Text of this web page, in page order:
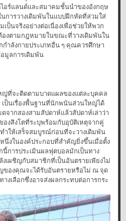
อร์แลนด์และสมาคมชั้นนำของอังกฤษ
การวางเดิมพันในแบบฝึกหัดที่สวมใส่
ป็นจริงอย่างต่อเนื่องเพื่อช่วยให้พวก
องตามกฎหมายในขณะที่วางเดิมพันใน
กำลังกายประเภทอื่น ๆ คุณควรศึกษา
มูลการเดิมพัน
ญ่ที่จะติดตามบาดแผลของแต่ละบุคคล
เป็นเรื่องพื้นฐานที่นักพนันส่วนใหญ่ได้
จากสองสามสัปดาห์แล้วสัปดาห์เล่าว่า
องสิงโตที่ระบุพร้อมกับอุบัติเหตุจากคู่
ำให้เสร็จสมบูรณ์ก่อนที่จะวางเดิมพัน
นึ่งในองค์ประกอบที่สำคัญยิ่งขึ้นเมื่อตั้ง
การประเมินผลฟุตบอลมักเป็นทาง
เผชิญกับสมาชิกที่เป็นอันตรายเพียงไม่
องคุณจะได้รับอันตรายหรือไม่ ณ จุด
เลือกซึ่งอาจส่งผลกระทบต่อการกระ